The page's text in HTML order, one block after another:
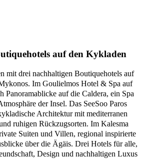
auf den Kykladen
mit drei nachhaltigen Boutiquehotels auf
Im Goulielmos Hotel & Spa auf
Panoramablicke auf die Caldera, ein Spa
der Insel. Das SeeSoo Paros
Architektur mit mediterranen
ruhigen Rückzugsorten. Im Kalesma
Suiten und Villen, regional inspirierte
über die Ägäis. Drei Hotels für alle,
Design und nachhaltigen Luxus